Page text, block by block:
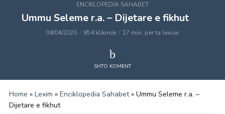
ENCIKLOPEDIA SAHABET
Ummu Seleme r.a. – Dijetare e fikhut
04/04/2020 854 klikim/e 17 min. për ta lexuar
SHTO KOMENT
Home » Lexim » Enciklopedia Sahabet» Ummu Seleme r.a. –
Dijetare e fikhut